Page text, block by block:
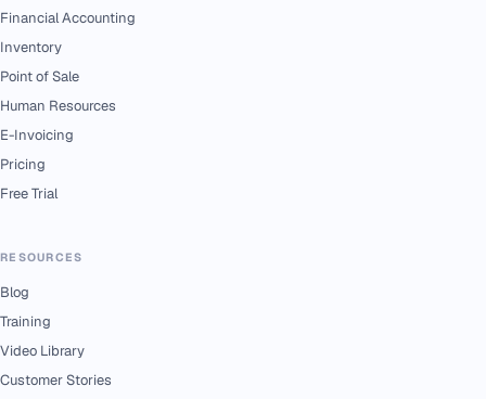
Financial Accounting
Inventory
Point of Sale
Human Resources
E-Invoicing
Pricing
Free Trial
RESOURCES
Blog
Training
Video Library
Customer Stories